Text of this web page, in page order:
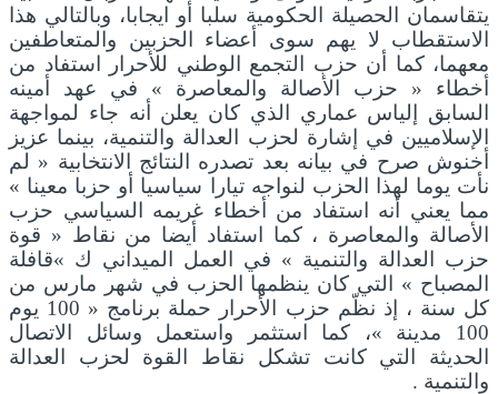
يتقاسمان الحصيلة الحكومية سلبا أو ايجابا، وبالتالي هذا
الاستقطاب لا يهم سوى أعضاء الحزبين والمتعاطفين
معهما، كما أن حزب التجمع الوطني للأحرار استفاد من
أخطاء « حزب الأصالة والمعاصرة » في عهد أمينه
السابق إلياس عماري الذي كان يعلن أنه جاء لمواجهة
الإسلاميين في إشارة لحزب العدالة والتنمية، بينما عزيز
أخنوش صرح في بيانه بعد تصدره النتائج الانتخابية « لم
نأت يوما لهذا الحزب لنواجه تيارا سياسيا أو حزبا معينا »
مما يعني أنه استفاد من أخطاء غريمه السياسي حزب
الأصالة والمعاصرة ، كما استفاد أيضا من نقاط « قوة
حزب العدالة والتنمية » في العمل الميداني ك »قافلة
المصباح » التي كان ينظمها الحزب في شهر مارس من
كل سنة ، إذ نظّم حزب الأحرار حملة برنامج « 100 يوم
100 مدينة »، كما استثمر واستعمل وسائل الاتصال
الحديثة التي كانت تشكل نقاط القوة لحزب العدالة
والتنمية .